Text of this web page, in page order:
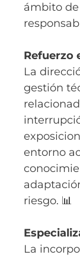
ámbito
Refuerzo
La
gestión
entorno
riesgo. 📊
La